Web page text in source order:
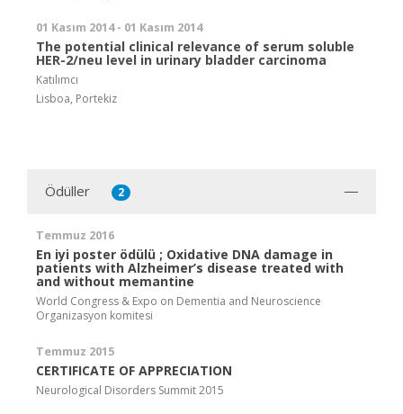
01 Kasım 2014 - 01 Kasım 2014
The potential clinical relevance of serum soluble
HER-2/neu level in urinary bladder carcinoma
Katılımcı
Lisboa, Portekiz
Ödüller 2
Temmuz 2016
En iyi poster ödülü ; Oxidative DNA damage in
patients with Alzheimer’s disease treated with
and without memantine
World Congress & Expo on Dementia and Neuroscience
Organizasyon komitesi
Temmuz 2015
CERTIFICATE OF APPRECIATION
Neurological Disorders Summit 2015